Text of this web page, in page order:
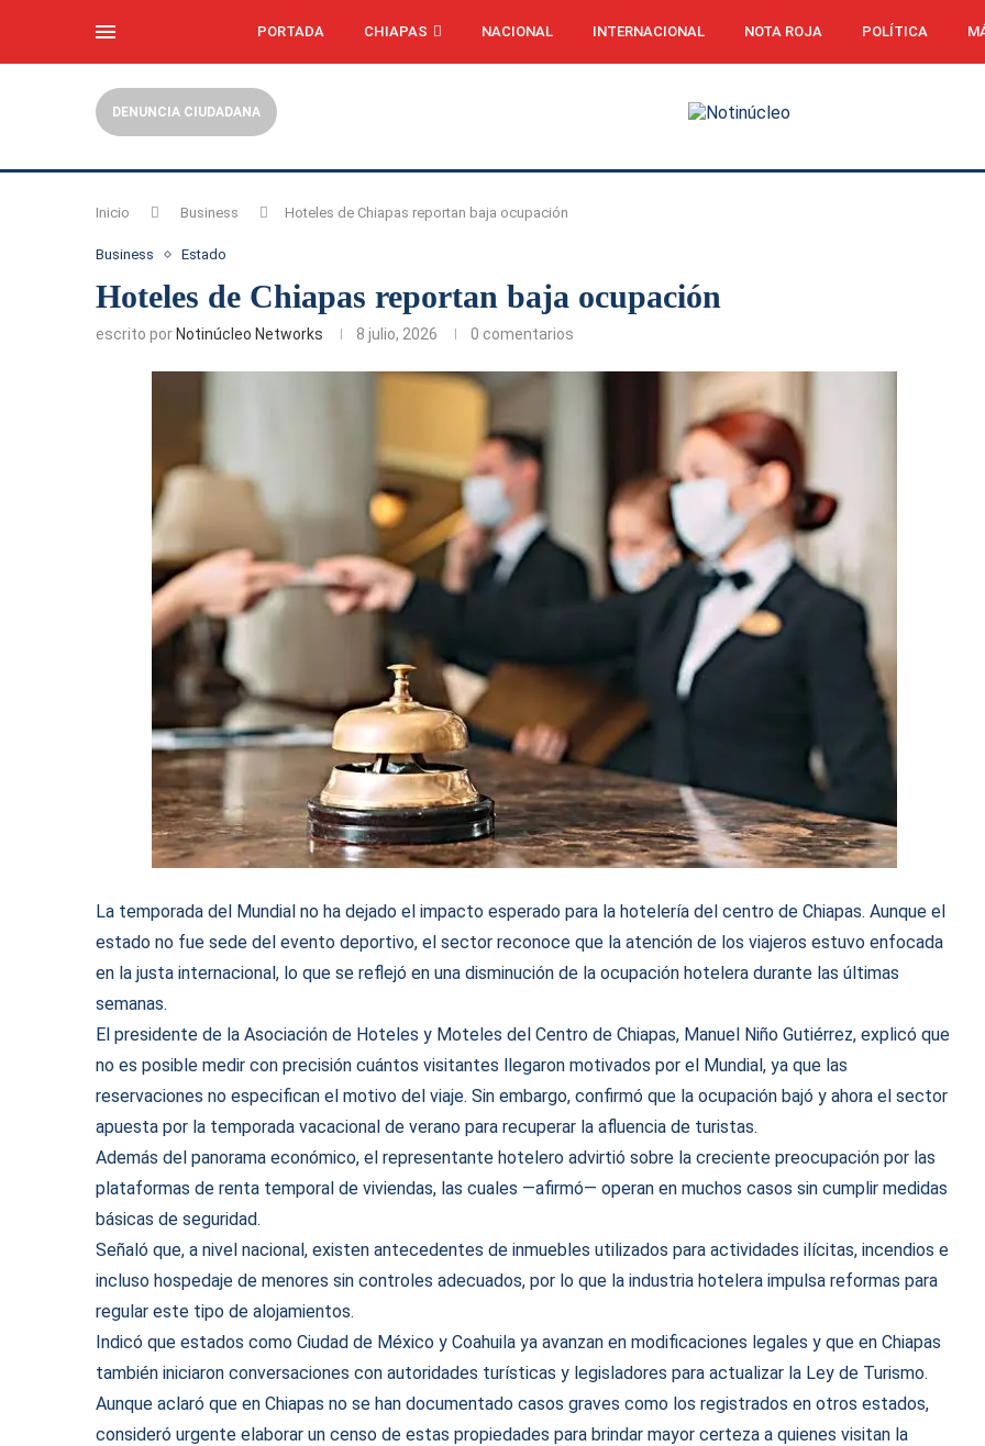
PORTADA CHIAPAS NACIONAL INTERNACIONAL NOTA ROJA POLÍTICA
DENUNCIA CIUDADANA
Inicio Business Hoteles de Chiapas reportan baja ocupación
Business Estado
Hoteles de Chiapas reportan baja ocupación
escrito por Notinúcleo Networks 8 julio, 2026 0 comentarios
La temporada del Mundial no ha dejado el impacto esperado para la hotelería del centro de Chiapas. Aunque el
estado no fue sede del evento deportivo, el sector reconoce que la atención de los viajeros estuvo enfocada
en la justa internacional, lo que se reflejó en una disminución de la ocupación hotelera durante las últimas
semanas.
El presidente de la Asociación de Hoteles y Moteles del Centro de Chiapas, Manuel Niño Gutiérrez, explicó que
no es posible medir con precisión cuántos visitantes llegaron motivados por el Mundial, ya que las
reservaciones no especifican el motivo del viaje. Sin embargo, confirmó que la ocupación bajó y ahora el sector
apuesta por la temporada vacacional de verano para recuperar la afluencia de turistas.
Además del panorama económico, el representante hotelero advirtió sobre la creciente preocupación por las
plataformas de renta temporal de viviendas, las cuales —afirmó— operan en muchos casos sin cumplir medidas
básicas de seguridad.
Señaló que, a nivel nacional, existen antecedentes de inmuebles utilizados para actividades ilícitas, incendios e
incluso hospedaje de menores sin controles adecuados, por lo que la industria hotelera impulsa reformas para
regular este tipo de alojamientos.
Indicó que estados como Ciudad de México y Coahuila ya avanzan en modificaciones legales y que en Chiapas
también iniciaron conversaciones con autoridades turísticas y legisladores para actualizar la Ley de Turismo.
Aunque aclaró que en Chiapas no se han documentado casos graves como los registrados en otros estados,
consideró urgente elaborar un censo de estas propiedades para brindar mayor certeza a quienes visitan la